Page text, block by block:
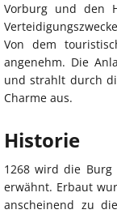
Vorburg und den
Von dem
angenehm. Die
und strahlt durch
Charme aus.
Historie
1268 wird die Burg
erwähnt. Erbaut
anscheinend zu